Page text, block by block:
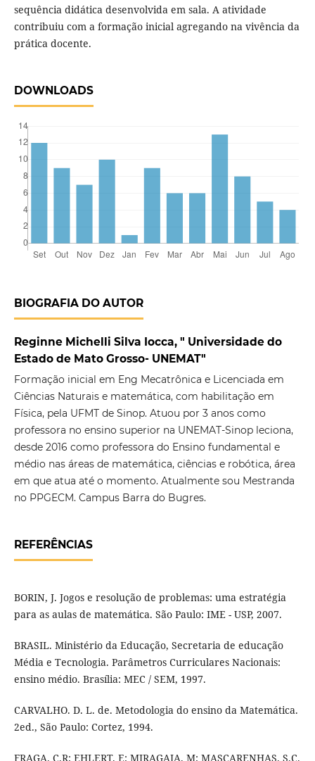
sequência didática desenvolvida em sala. A atividade
contribuiu com a formação inicial agregando na vivência da
prática docente.
DOWNLOADS
BIOGRAFIA DO AUTOR
Reginne Michelli Silva Iocca, " Universidade do
Estado de Mato Grosso- UNEMAT"
Formação inicial em Eng Mecatrônica e Licenciada em
Ciências Naturais e matemática, com habilitação em
Física, pela UFMT de Sinop. Atuou por 3 anos como
professora no ensino superior na UNEMAT-Sinop leciona,
desde 2016 como professora do Ensino fundamental e
médio nas áreas de matemática, ciências e robótica, área
em que atua até o momento. Atualmente sou Mestranda
no PPGECM. Campus Barra do Bugres.
REFERÊNCIAS
BORIN, J. Jogos e resolução de problemas: uma estratégia
para as aulas de matemática. São Paulo: IME - USP, 2007.
BRASIL. Ministério da Educação, Secretaria de educação
Média e Tecnologia. Parâmetros Curriculares Nacionais:
ensino médio. Brasília: MEC / SEM, 1997.
CARVALHO. D. L. de. Metodologia do ensino da Matemática.
2ed., São Paulo: Cortez, 1994.
FRAGA. C.R; EHLERT. E; MIRAGAIA. M; MASCARENHAS. S.C.